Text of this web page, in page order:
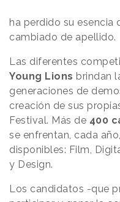
ha perdido su esencia
cambiado de apellido.
Las diferentes
Young Lions brindan
generaciones de
creación de sus
Festival. Más de 400
se enfrentan, cada
disponibles: Film,
y Design.
Los candidatos -que